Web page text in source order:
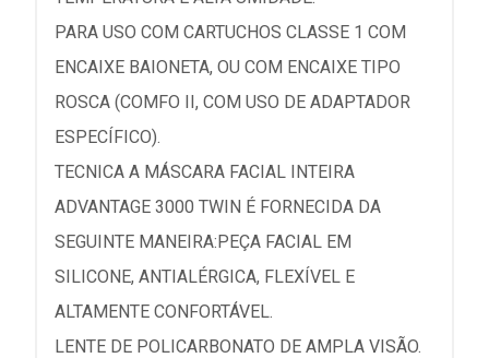
PARA USO COM CARTUCHOS CLASSE 1 COM
ENCAIXE BAIONETA, OU COM ENCAIXE TIPO
ROSCA (COMFO II, COM USO DE ADAPTADOR
ESPECÍFICO).
TECNICA A MÁSCARA FACIAL INTEIRA
ADVANTAGE 3000 TWIN É FORNECIDA DA
SEGUINTE MANEIRA:PEÇA FACIAL EM
SILICONE, ANTIALÉRGICA, FLEXÍVEL E
ALTAMENTE CONFORTÁVEL.
LENTE DE POLICARBONATO DE AMPLA VISÃO.